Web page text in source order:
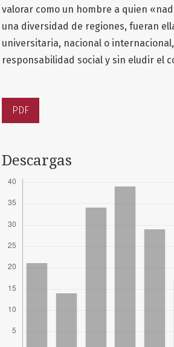
valorar como un hombre a quien
una diversidad de regiones, fueran
universitaria, nacional o
responsabilidad social y sin eludir el
PDF
Descargas